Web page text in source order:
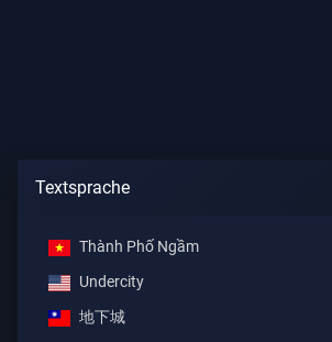
Textsprache
Thành Phố Ngầm
Undercity
地下城